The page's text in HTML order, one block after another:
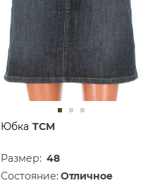
Юбка TCM
Размер: 48
Состояние: Отличное